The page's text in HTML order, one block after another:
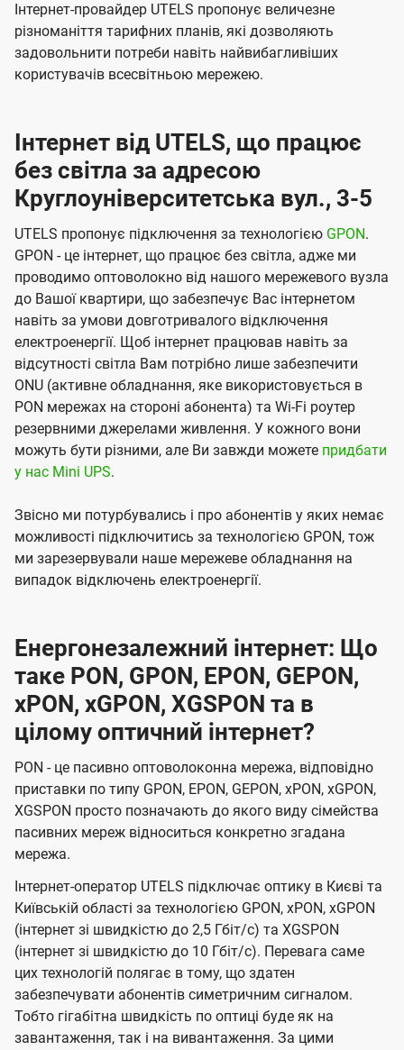
Інтернет-провайдер UTELS пропонує величезне
різноманіття тарифних планів, які дозволяють
задовольнити потреби навіть найвибагливіших
користувачів всесвітньою мережею.
Інтернет від UTELS, що працює
без світла за адресою
Круглоуніверситетська вул., 3-5
UTELS пропонує підключення за технологією GPON.
GPON - це інтернет, що працює без світла, адже ми
проводимо оптоволокно від нашого мережевого вузла
до Вашої квартири, що забезпечує Вас інтернетом
навіть за умови довготривалого відключення
електроенергії. Щоб інтернет працював навіть за
відсутності світла Вам потрібно лише забезпечити
ONU (активне обладнання, яке використовується в
PON мережах на стороні абонента) та Wi-Fi роутер
резервними джерелами живлення. У кожного вони
можуть бути різними, але Ви завжди можете придбати
у нас Mini UPS.
Звісно ми потурбувались і про абонентів у яких немає
можливості підключитись за технологією GPON, тож
ми зарезервували наше мережеве обладнання на
випадок відключень електроенергії.
Енергонезалежний інтернет: Що
таке PON, GPON, EPON, GEPON,
xPON, xGPON, XGSPON та в
цілому оптичний інтернет?
PON - це пасивно оптоволоконна мережа, відповідно
приставки по типу GPON, EPON, GEPON, xPON, xGPON,
XGSPON просто позначають до якого виду сімейства
пасивних мереж відноситься конкретно згадана
мережа.
Інтернет-оператор UTELS підключає оптику в Києві та
Київській області за технологією GPON, xPON, xGPON
(інтернет зі швидкістю до 2,5 Гбіт/с) та XGSPON
(інтернет зі швидкістю до 10 Гбіт/с). Перевага саме
цих технологій полягає в тому, що здатен
забезпечувати абонентів симетричним сигналом.
Тобто гігабітна швидкість по оптиці буде як на
завантаження, так і на вивантаження. За цими